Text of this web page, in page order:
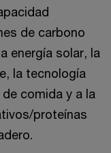
de carbono
energía solar, la
la tecnología
comida y a la
proteínas